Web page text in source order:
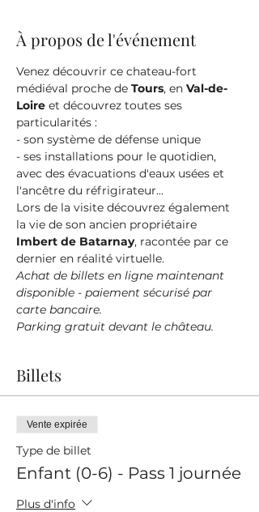
À propos de l'événement
Venez découvrir ce chateau-fort
médiéval proche de Tours, en Val-de-
Loire et découvrez toutes ses
particularités :
- son système de défense unique
- ses installations pour le quotidien,
avec des évacuations d'eaux usées et
l'ancêtre du réfrigirateur...
Lors de la visite découvrez également
la vie de son ancien propriétaire
Imbert de Batarnay, racontée par ce
dernier en réalité virtuelle.
Achat de billets en ligne maintenant
disponible - paiement sécurisé par
carte bancaire.
Parking gratuit devant le château.
Billets
Vente expirée
Type de billet
Enfant (0-6) - Pass 1 journée
Plus d'info